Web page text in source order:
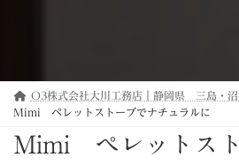
O3株式会社大川工務店｜静岡県 三島・沼
Mimi ペレットストーブでナチュラルに
Mimi ペレットス